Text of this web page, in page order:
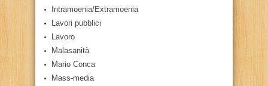
Intramoenia/Extramoenia
Lavori pubblici
Lavoro
Malasanità
Mario Conca
Mass-media